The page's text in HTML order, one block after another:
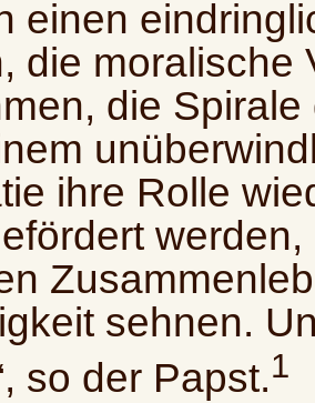
einen
die moralische
die
ihre Rolle
sehnen.
so der Papst.1